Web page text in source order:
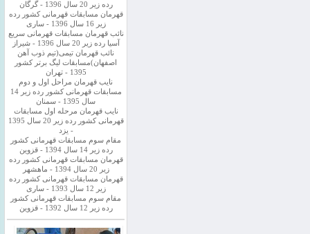
رده زیر 20 سال 1396 - گرگان
قهرمان مسابقات قهرمانی کشور رده
زیر 16 سال 1396 - ساری
نائب قهرمان مسابقات قهرمانی سریع
آسیا رده زیر 20 سال 1396 - شیراز
نائب قهرمان تیمی(تیم ذوب آهن
اصفهان)مسابقات لیگ برتر کشور
1395 - تهران
نایب قهرمان مراحل اول و دوم
مسابقات قهرمانی کشور رده زیر 14
سال 1395 - سمنان
نایب قهرمان مرحله اول مسابقات
قهرمانی کشور رده زیر 20 سال 1395
- یزد
مقام سوم مسابقات قهرمانی کشور
رده زیر 14 سال 1394 - قزوین
قهرمان مسابقات قهرمانی کشور رده
زیر 20 سال 1394 - ماهشهر
قهرمان مسابقات قهرمانی کشور رده
زیر 12 سال 1393 - ساری
مقام سوم مسابقات قهرمانی کشور
رده زیر 12 سال 1392 - قزوین